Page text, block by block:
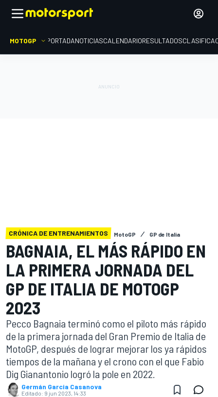
MOTOGP PORTADANOTICIASCALENDARIORESULTADOS
CRÓNICA DE ENTRENAMIENTOS MotoGP GP de Italia
BAGNAIA, EL MÁS RÁPIDO EN
LA PRIMERA JORNADA DEL
GP DE ITALIA DE MOTOGP
2023
Pecco Bagnaia terminó como el piloto más rápido
de la primera jornada del Gran Premio de Italia de
MotoGP, después de lograr mejorar los ya rápidos
tiempos de la mañana y el crono con el que Fabio
Dig Gianantonio logró la pole en 2022.
Germán Garcia Casanova
Editado: 9 jun 2023, 14:33